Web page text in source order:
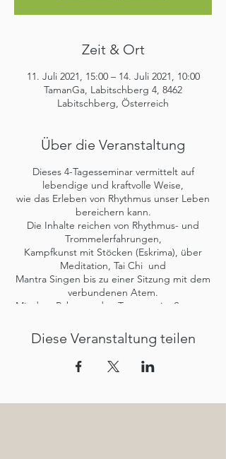
Zeit & Ort
11. Juli 2021, 15:00 – 14. Juli 2021, 10:00
TamanGa, Labitschberg 4, 8462
Labitschberg, Österreich
Über die Veranstaltung
Dieses 4-Tagesseminar vermittelt auf
lebendige und kraftvolle Weise,
wie das Erleben von Rhythmus unser Leben
bereichern kann.
Die Inhalte reichen von Rhythmus- und
Trommelerfahrungen,
Kampfkunst mit Stöcken (Eskrima), über
Meditation, Tai Chi und
Mantra Singen bis zu einer Sitzung mit dem
verbundenen Atem.
Mit dem Rahmen, den Tamanga im Sommer
veganem Essen auf der Terrasse,
schwimmen im Naturteich,
der tollen Landschaft der südsteirischen
Weingegend, werden die Tage
Diese Veranstaltung teilen